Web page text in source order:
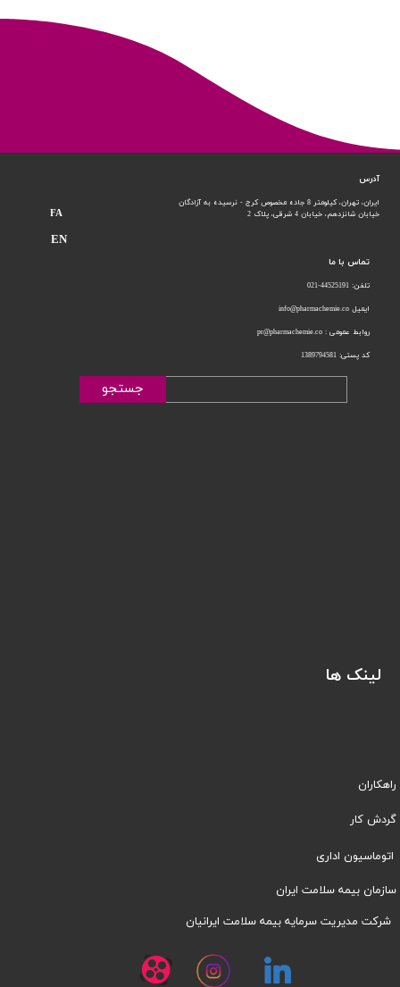
تماس با ما
تلفن: 44525191-021
ایمیل info@pharmachemie.co
روابط عمومی : pr@pharmachemie.co
کد پستی: 1389794581
آدرس
ایران، تهران، کیلومتر 8 جاده مخصوص کرج - نرسیده به آزادگان
خیابان شانزدهم، خیابان 4 شرقی، پلاک 2
جستجو
لینک ها
راهکاران
​​گردش کار
اتوماسیون اداری
سازمان بیمه سلامت ایران
شرکت مدیریت سرمایه بیمه سلامت ایرانیان
FA